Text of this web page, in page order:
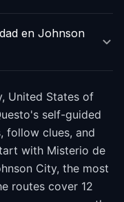
en Johnson
United States of
self-guided
follow clues, and
with Misterio de
City, the most
routes cover 12